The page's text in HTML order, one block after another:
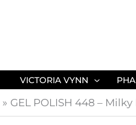
VICTORIA VYNN
GEL POLISH 448 –